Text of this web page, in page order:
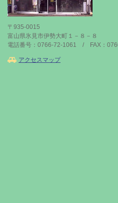
〒935-0015
富山県氷見市伊勢大町１－８－８
電話番号：0766-72-1061 / FAX：
アクセスマップ